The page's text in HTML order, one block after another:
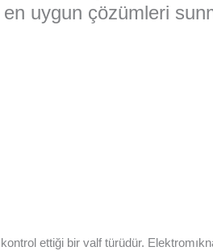
uygun çözümleri
kontrol ettiği bir valf türüdür.